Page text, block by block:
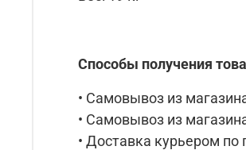
Способы получения
• Самовывоз из
• Самовывоз из
• Доставка курьером по